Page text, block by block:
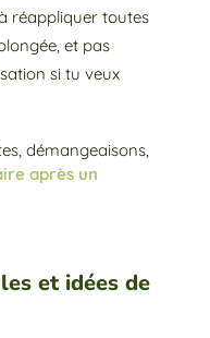
réappliquer toutes
et pas
si tu veux
démangeaisons,
après un
et idées de